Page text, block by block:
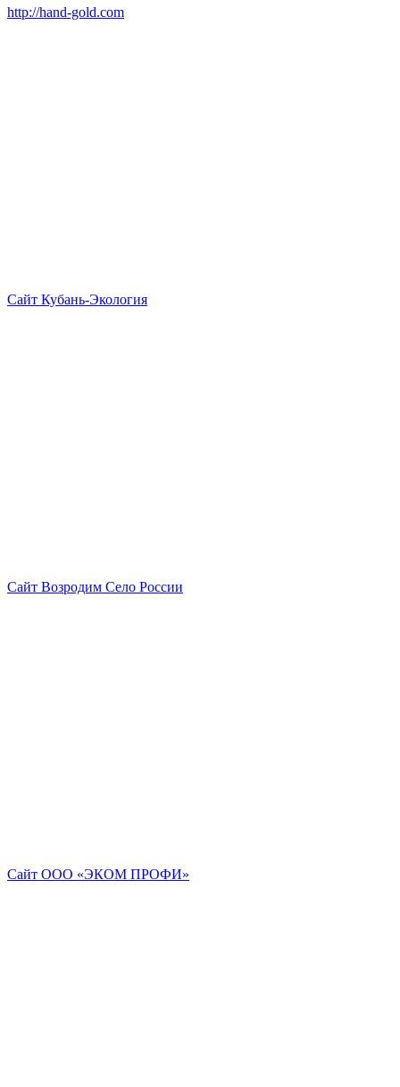
http://hand-gold.com
Сайт Кубань-Экология
Сайт Возродим Село России
Сайт ООО «ЭКОМ ПРОФИ»